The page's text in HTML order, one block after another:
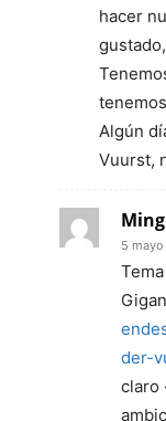
hacer
Algún
Vuurst,
5
der-
claro